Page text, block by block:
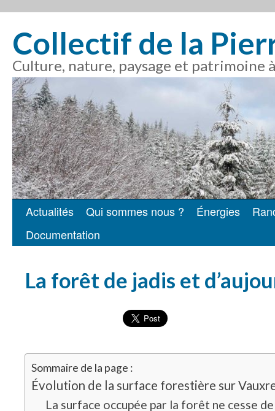
Collectif de la
Culture, nature, paysage et patrimoine
Aller
au
Actualités Qui sommes nous ? Énergies
Documentation
La forêt de jadis et
Sommaire de la page :
Évolution de la surface forestière sur
La surface occupée par la forêt ne cesse